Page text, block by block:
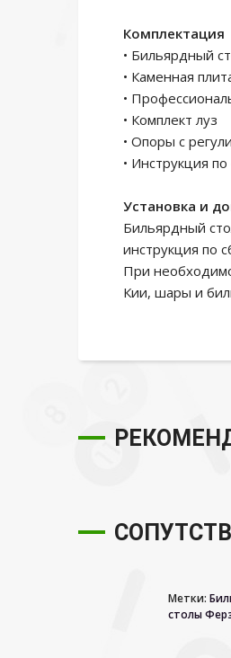
Комплектация
• Бильярдный
• Каменная
•
• Комплект луз
• Опоры с
• Инструкция
Установка и
Бильярдный
инструкция по
При
Кии, шары и
Метки:
столы